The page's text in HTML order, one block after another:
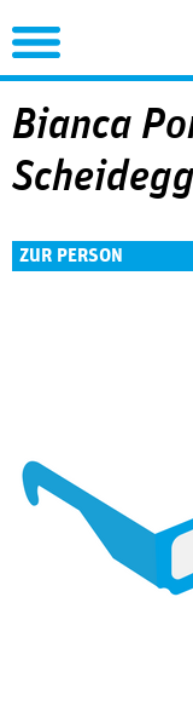
Bianca
ZUR PERSON